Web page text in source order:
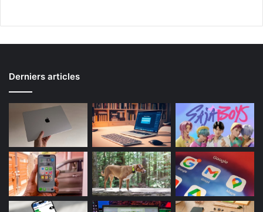
Derniers articles